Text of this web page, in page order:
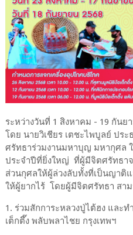
ระหว่างวันที่ 1 สิงหาคม - 19 กันย
โดย นายวิเชียร เตชะไพบูลย์ ปร
ศรัทธาร่วมงานมหาบุญ มหากุศล
ประจำปีที่ยิ่งใหญ่ ที่ผู้มีจิตศรัทธา
ส่วนกุศลให้ผู้ล่วงลับทั้งที่เป็นญา
ให้ผู้ยากไร้ โดยผู้มีจิตศรัทธา สา
1. ร่วมสักการะหลวงปู่ไต้ฮง และ
เต็กตึ๊ง พลับพลาไชย กรุงเทพฯ